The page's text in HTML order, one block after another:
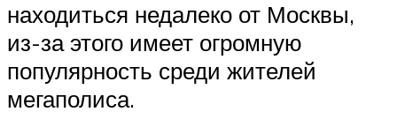
находиться недалеко от Москвы,
из-за этого имеет огромную
популярность среди жителей
мегаполиса.